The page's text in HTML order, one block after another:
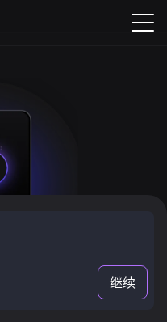
继续